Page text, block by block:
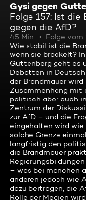
Gysi gegen
Folge 157: Ist
gegen die AfD?
45 Min. Folge vom
Wie stabil ist die
wenn sie bröckelt?
Guttenberg geht es
Debatten in
der Brandmauer
Zusammenhang mit
politisch aber auch
Zentrum der
zur AfD – und die
eingehalten wird wie
solche Grenze
langfristig den
die Brandmauer
– was bei manchen
anderen jedoch wie
dazu beitragen, die
Rolle der Medien